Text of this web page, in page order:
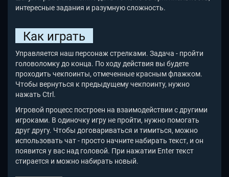
интересные задания и разумную сложность.
Как играть
Управляется наш персонаж стрелками. Задача - пройти
головоломку до конца. По ходу действия вы будете
проходить чекпоинты, отмеченные красным флажком.
Чтобы вернуться к предыдущему чекпоинту, нужно
нажать Ctrl.
Игровой процесс построен на взаимодействии с другими
игроками. В одиночку игру не пройти, нужно помогать
друг другу. Чтобы договариваться и тимиться, можно
использовать чат - просто начните набирать текст, и он
появится у вас над головой. При нажатии Enter текст
стирается и можно набирать новый.